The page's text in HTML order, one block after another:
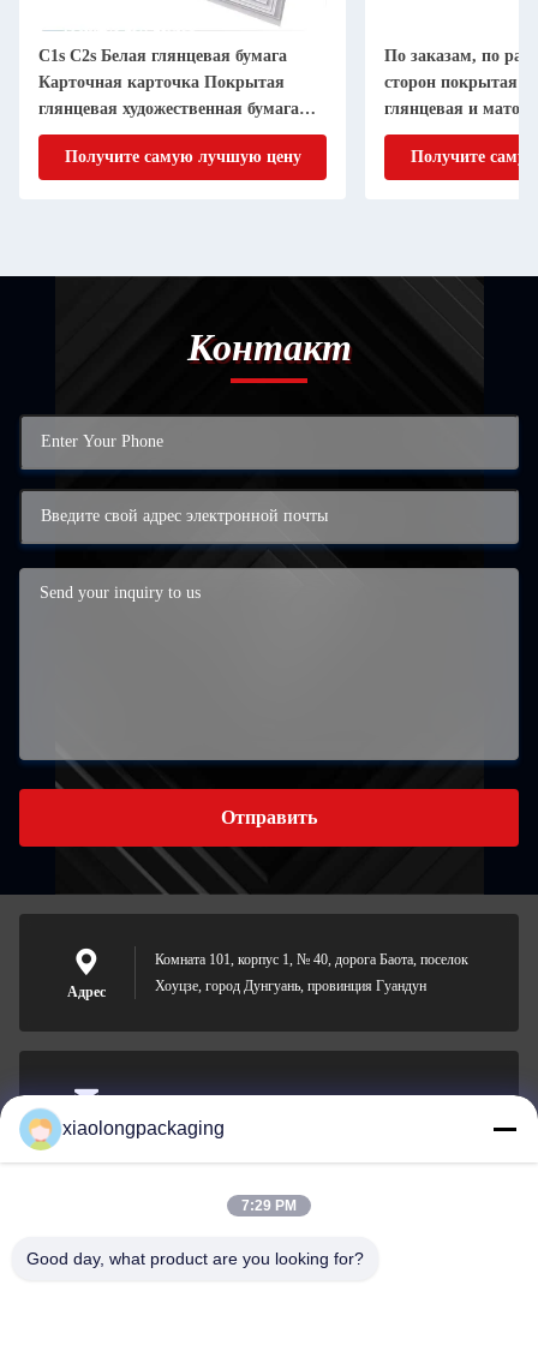
C1s C2s Белая глянцевая бумага
Карточная карточка Покрытая
глянцевая художественная бумага
170 Гсм
Получите самую лучшую цену
По заказам, по
сторон покрытая
глянцевая и
художественная
Получите
Контакт
Отправить
Адрес
Комната 101, корпус 1, № 40, дорога Баота, поселок
Хоуцзе, город Дунгуань, провинция Гуандун
Электронная
Tina@xiaolongpackaging.com
0086-15322891631
xiaolongpackaging
7:29 PM
Good day, what product are you looking for?